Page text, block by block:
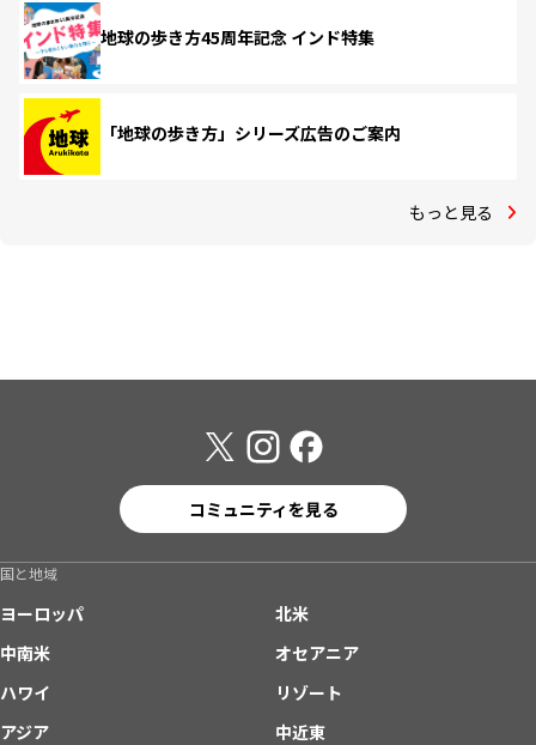
地球の歩き方45周年記念 インド特集
「地球の歩き方」シリーズ広告のご案内
もっと見る
コミュニティを見る
国と地域
ヨーロッパ
北米
中南米
オセアニア
ハワイ
リゾート
アジア
中近東